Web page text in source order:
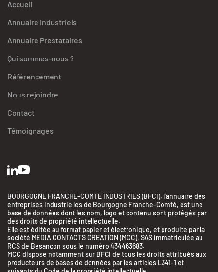
Accueil
Annuaire Industriels
Annuaire Prestataires
Qui sommes-nous ?
Référencement
Nous rejoindre
Contact
Témoignages
BOURGOGNE FRANCHE-COMTE INDUSTRIES (BFCI), l’annuaire des
entreprises industrielles de Bourgogne Franche-Comté, est une
base de données dont les nom, logo et contenu sont protégés par
des droits de propriété intellectuelle.
Elle est éditée au format papier et électronique, et produite par la
société MEDIA CONTACTS CREATION (MCC), SAS immatriculée au
RCS de Besançon sous le numéro 434463683.
MCC dispose notamment sur BFCI de tous les droits attribués aux
producteurs de bases de données par les articles L341-1 et